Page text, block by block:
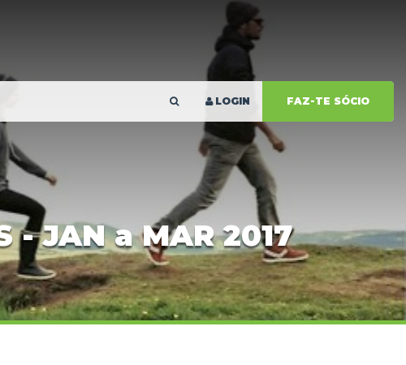
LOGIN FAZ-TE SÓCIO
- JAN a MAR 2017